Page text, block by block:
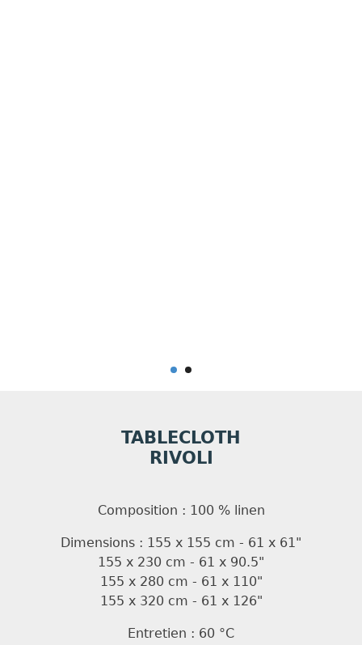
TABLECLOTH
RIVOLI
Composition : 100 % linen
Dimensions : 155 x 155 cm - 61 x 61"
155 x 230 cm - 61 x 90.5"
155 x 280 cm - 61 x 110"
155 x 320 cm - 61 x 126"
Entretien : 60 °C